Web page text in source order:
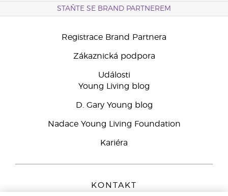
STAŇTE SE BRAND PARTNEREM
Registrace Brand Partnera
Zákaznická podpora
Události
Young Living blog
D. Gary Young blog
Nadace Young Living Foundation
Kariéra
KONTAKT